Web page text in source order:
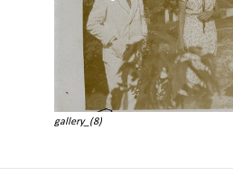
gallery_(8)